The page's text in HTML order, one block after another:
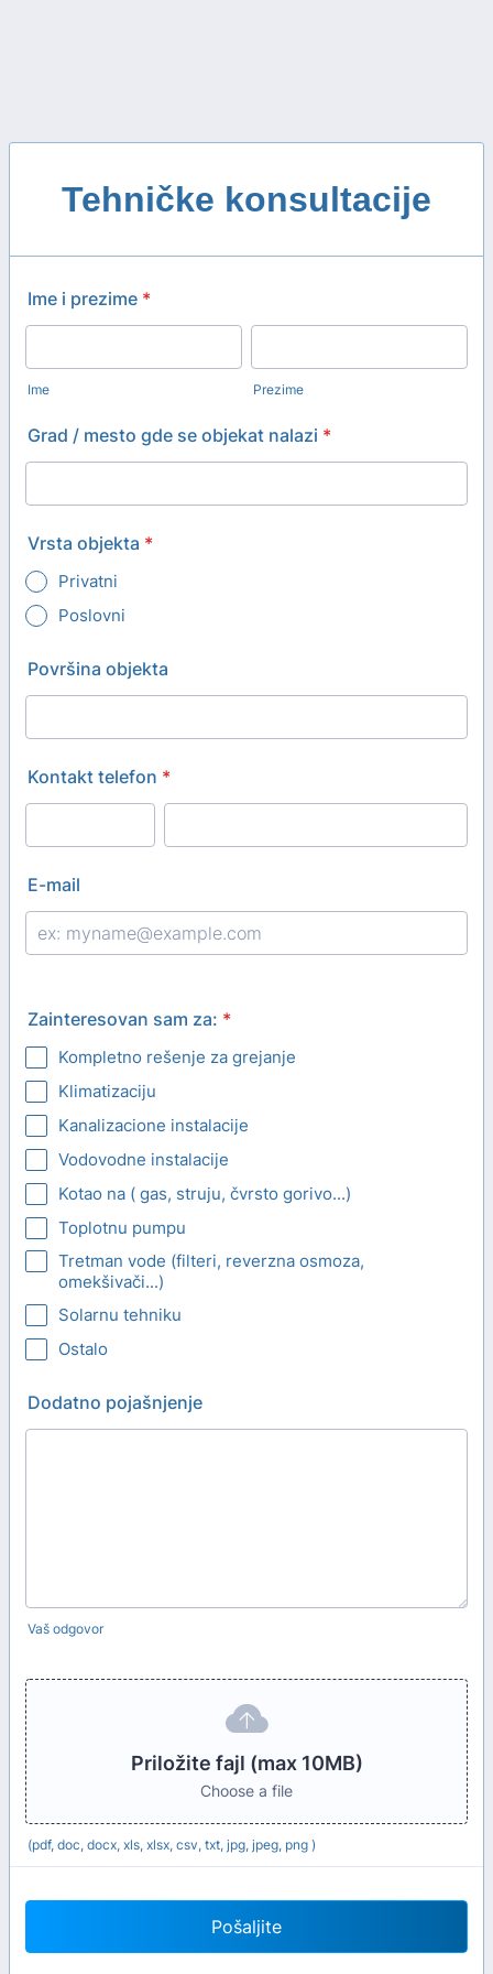
Tehničke konsultacije
Ime i prezime *
Ime Prezime
Grad / mesto gde se objekat nalazi *
Vrsta objekta *
Privatni
Poslovni
Površina objekta
Kontakt telefon *
E-mail
Zainteresovan sam za: *
Kompletno rešenje za grejanje
Klimatizaciju
Kanalizacione instalacije
Vodovodne instalacije
Kotao na ( gas, struju, čvrsto gorivo...)
Toplotnu pumpu
Tretman vode (filteri, reverzna osmoza,
omekšivači...)
Solarnu tehniku
Ostalo
Dodatno pojašnjenje
Vaš odgovor
Priložite fajl (max 10MB)
Choose a file
(pdf, doc, docx, xls, xlsx, csv, txt, jpg, jpeg, png )
Pošaljite